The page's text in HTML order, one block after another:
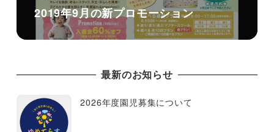
2019年9月の新プロモーション
最新のお知らせ
2026年度園児募集について